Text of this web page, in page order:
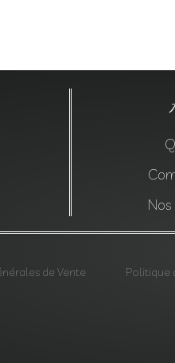
de Vente Politique